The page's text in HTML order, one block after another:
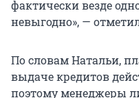
фактически везде
невыгодно», —
По словам Натальи,
выдаче кредитов
поэтому менеджеры